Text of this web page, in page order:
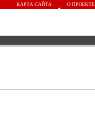
КАРТА САЙТА О ПРОЕКТЕ